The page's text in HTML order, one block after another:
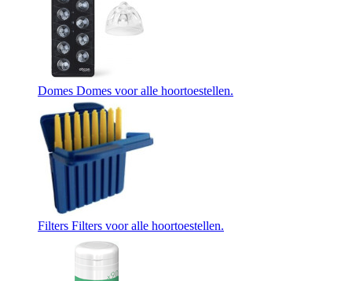
Domes Domes voor alle hoortoestellen.
Filters Filters voor alle hoortoestellen.